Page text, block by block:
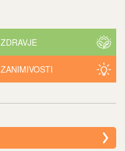
ZDRAVJE
ZANIMIVOSTI